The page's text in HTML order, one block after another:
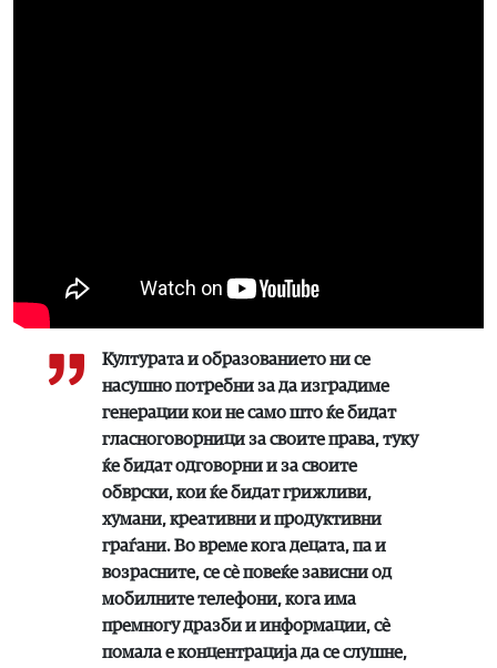
Културата и образованието ни се
насушно потребни за да изградиме
генерации кои не само што ќе бидат
гласноговорници за своите права, туку
ќе бидат одговорни и за своите
обврски, кои ќе бидат грижливи,
хумани, креативни и продуктивни
граѓани. Во време кога децата, па и
возрасните, се сѐ повеќе зависни од
мобилните телефони, кога има
премногу дразби и информации, сѐ
помала е концентрација да се слушне,